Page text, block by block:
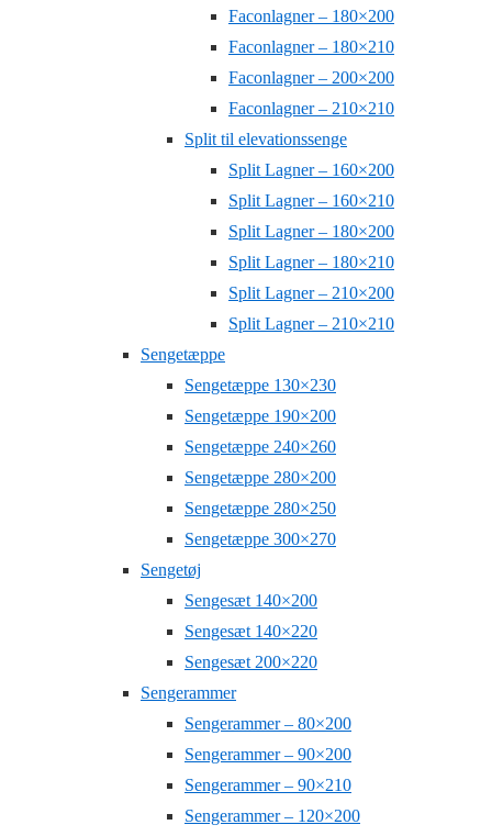
Faconlagner – 180×200
Faconlagner – 180×210
Faconlagner – 200×200
Faconlagner – 210×210
Split til elevationssenge
Split Lagner – 160×200
Split Lagner – 160×210
Split Lagner – 180×200
Split Lagner – 180×210
Split Lagner – 210×200
Split Lagner – 210×210
Sengetæppe
Sengetæppe 130×230
Sengetæppe 190×200
Sengetæppe 240×260
Sengetæppe 280×200
Sengetæppe 280×250
Sengetæppe 300×270
Sengetøj
Sengesæt 140×200
Sengesæt 140×220
Sengesæt 200×220
Sengerammer
Sengerammer – 80×200
Sengerammer – 90×200
Sengerammer – 90×210
Sengerammer – 120×200